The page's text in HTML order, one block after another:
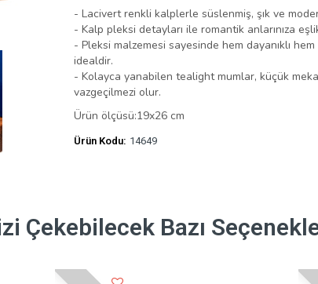
- Lacivert renkli kalplerle süslenmiş, şık ve
- Kalp pleksi detayları ile romantik anlarınıza
- Pleksi malzemesi sayesinde hem dayanıklı
idealdir.
- Kolayca yanabilen tealight mumlar, küçük
vazgeçilmezi olur.
Ürün ölçüsü:19x26 cm
Ürün Kodu: 14649
Çekebilecek Bazı